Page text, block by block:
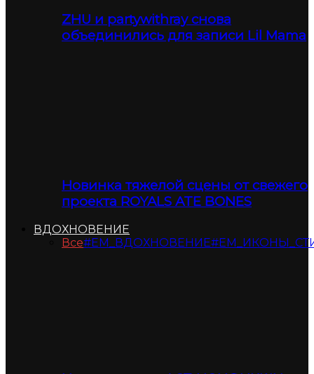
ZHU и partywithray снова
объединились для записи Lil Mama
Новинка тяжелой сцены от свежего
проекта ROYALS ATE BONES
ВДОХНОВЕНИЕ
Все#ЕМ_ВДОХНОВЕНИЕ